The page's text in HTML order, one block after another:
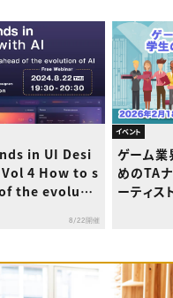
in UI Desi
to s
the evoluti
8/22開催
イベント
ゲーム業
めのTA
ーティス